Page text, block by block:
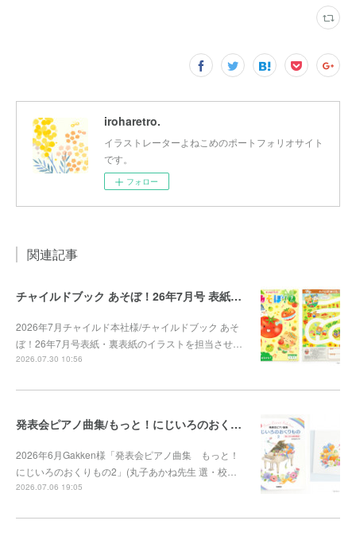
iroharetro.
イラストレーターよねこめのポートフォリオサイト
です。
フォロー
関連記事
チャイルドブック あそぼ！26年7月号 表紙・裏表紙
2026年7月チャイルド本社様/チャイルドブック あそ
ぼ！26年7月号表紙・裏表紙のイラストを担当させ…
2026.07.30 10:56
発表会ピアノ曲集/もっと！にじいろのおくりもの2
2026年6月Gakken様「発表会ピアノ曲集 もっと！
にじいろのおくりもの2」(丸子あかね先生 選・校…
2026.07.06 19:05